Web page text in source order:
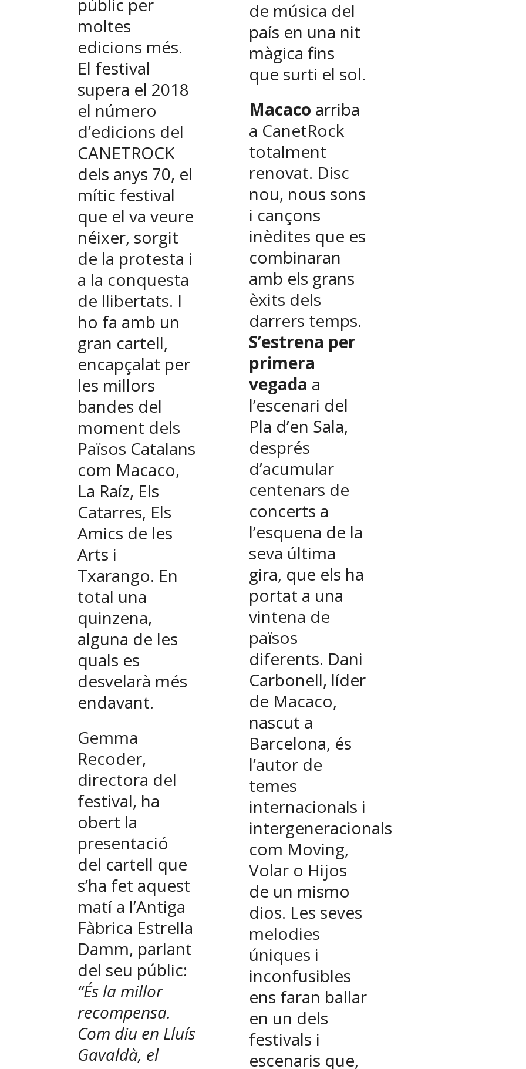
públic per
moltes
edicions més.
El festival
supera el 2018
el número
d’edicions del
CANETROCK
dels anys 70, el
mític festival
que el va veure
néixer, sorgit
de la protesta i
a la conquesta
de llibertats. I
ho fa amb un
gran cartell,
encapçalat per
les millors
bandes del
moment dels
Països Catalans
com Macaco,
La Raíz, Els
Catarres, Els
Amics de les
Arts i
Txarango. En
total una
quinzena,
alguna de les
quals es
desvelarà més
endavant.
Gemma
Recoder,
directora del
festival, ha
obert la
presentació
del cartell que
s’ha fet aquest
matí a l’Antiga
Fàbrica Estrella
Damm, parlant
del seu públic:
“És la millor
recompensa.
Com diu en Lluís
Gavaldà, el
de música del
país en una nit
màgica fins
que surti el sol.
Macaco arriba
a CanetRock
totalment
renovat. Disc
nou, nous sons
i cançons
inèdites que es
combinaran
amb els grans
èxits dels
darrers temps.
S’estrena per
primera
vegada a
l’escenari del
Pla d’en Sala,
després
d’acumular
centenars de
concerts a
l’esquena de la
seva última
gira, que els ha
portat a una
vintena de
països
diferents. Dani
Carbonell, líder
de Macaco,
nascut a
Barcelona, és
l’autor de
temes
internacionals i
intergeneracionals
com Moving,
Volar o Hijos
de un mismo
dios. Les seves
melodies
úniques i
inconfusibles
ens faran ballar
en un dels
festivals i
escenaris que,